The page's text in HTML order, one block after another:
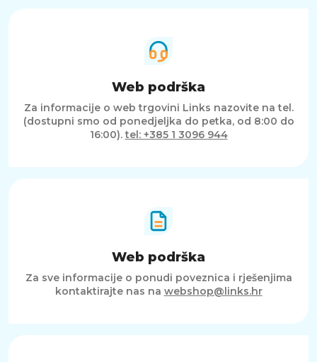
Web podrška
Za informacije o web trgovini Links nazovite na tel.
(dostupni smo od ponedjeljka do petka, od 8:00 do
16:00).tel: +385 1 3096 944
Web podrška
Za sve informacije o ponudi poveznica i rješenjima
kontaktirajte nas na webshop@links.hr